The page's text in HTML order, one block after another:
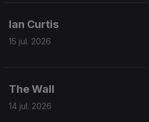
Ian Curtis
15 jul. 2026
The Wall
14 jul. 2026